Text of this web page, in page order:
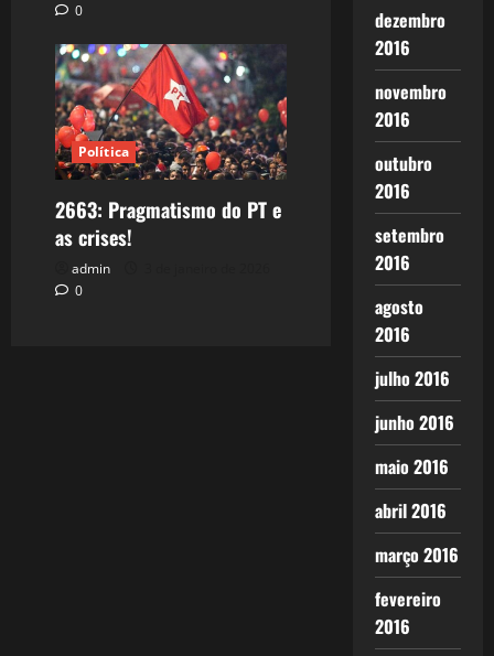
0
Política
2663: Pragmatismo do PT e
as crises!
admin
0
dezembro
2016
novembro
2016
outubro
2016
setembro
2016
agosto
2016
julho 2016
junho 2016
maio 2016
abril 2016
março 2016
fevereiro
2016